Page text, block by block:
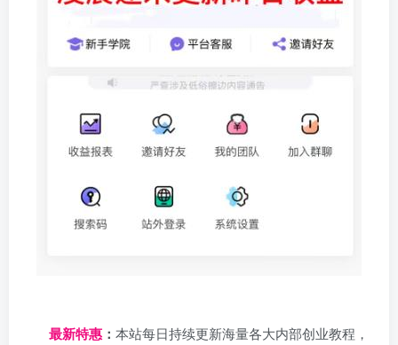
最新特惠： 本站每日持续更新海量各大内部创业教程，